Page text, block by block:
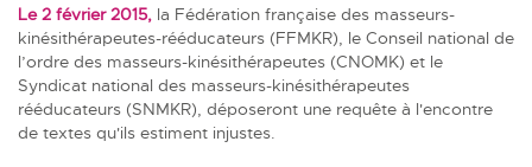
Le 2 février 2015, la Fédération française des masseurs-
kinésithérapeutes-rééducateurs (FFMKR), le Conseil national de
l’ordre des masseurs-kinésithérapeutes (CNOMK) et le
Syndicat national des masseurs-kinésithérapeutes
rééducateurs (SNMKR), déposeront une requête à l'encontre
de textes qu'ils estiment injustes.